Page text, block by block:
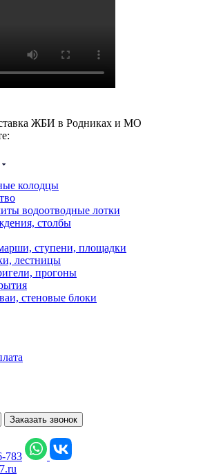
ЖБИ в Родниках и МО
колодцы
водоотводные лотки
столбы
ступени, площадки
лестницы
прогоны
стеновые блоки
Заказать звонок
783